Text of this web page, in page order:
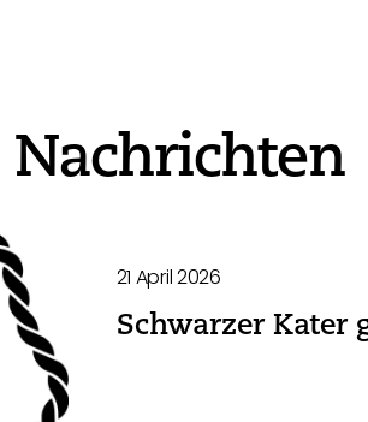
Nachrichten
21 April 2026
Schwarzer Kater